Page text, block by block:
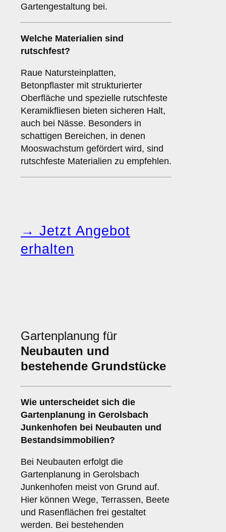
Gartengestaltung bei.
Welche Materialien sind
rutschfest?
Raue Natursteinplatten,
Betonpflaster mit strukturierter
Oberfläche und spezielle rutschfeste
Keramikfliesen bieten sicheren Halt,
auch bei Nässe. Besonders in
schattigen Bereichen, in denen
Mooswachstum gefördert wird, sind
rutschfeste Materialien zu empfehlen.
→ Jetzt Angebot
erhalten
Gartenplanung für
Neubauten und
bestehende Grundstücke
Wie unterscheidet sich die
Gartenplanung in Gerolsbach
Junkenhofen bei Neubauten und
Bestandsimmobilien?
Bei Neubauten erfolgt die
Gartenplanung in Gerolsbach
Junkenhofen meist von Grund auf.
Hier können Wege, Terrassen, Beete
und Rasenflächen frei gestaltet
werden. Bei bestehenden